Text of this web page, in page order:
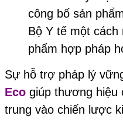
công bố sản
Bộ Y tế một cách
phẩm hợp pháp
Sự hỗ trợ pháp lý
Eco giúp thương hiệu
trung vào chiến lược